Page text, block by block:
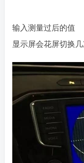
输入测量过后的值
显示屏会花屏切换